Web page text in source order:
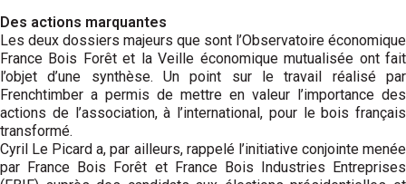
Des actions marquantes
Les deux dossiers majeurs que sont l’Observatoire économique
France Bois Forêt et la Veille économique mutualisée ont fait
l’objet d’une synthèse. Un point sur le travail réalisé par
Frenchtimber a permis de mettre en valeur l’importance des
actions de l’association, à l’international, pour le bois français
transformé.
Cyril Le Picard a, par ailleurs, rappelé l’initiative conjointe menée
par France Bois Forêt et France Bois Industries Entreprises